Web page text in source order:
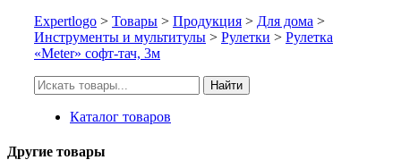
Expertlogo > Товары > Продукция > Для дома >
Инструменты и мультитулы > Рулетки > Рулетка
«Meter» софт-тач, 3м
Искать:
Найти
Каталог товаров
Другие товары